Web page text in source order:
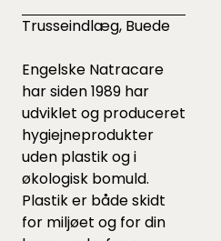
Trusseindlæg, Buede
Engelske Natracare
har siden 1989 har
udviklet og produceret
hygiejneprodukter
uden plastik og i
økologisk bomuld.
Plastik er både skidt
for miljøet og for din